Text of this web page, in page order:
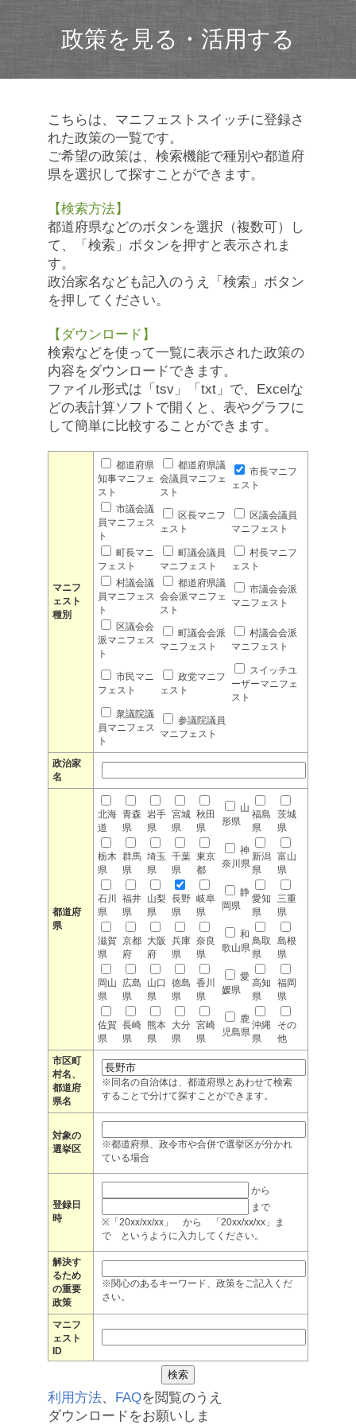
政策を見る・活用する
こちらは、マニフェストスイッチに登録さ
れた政策の一覧です。
ご希望の政策は、検索機能で種別や都道府
県を選択して探すことができます。
【検索方法】
都道府県などのボタンを選択（複数可）し
て、「検索」ボタンを押すと表示されま
す。
政治家名なども記入のうえ「検索」ボタン
を押してください。
【ダウンロード】
検索などを使って一覧に表示された政策の
内容をダウンロードできます。
ファイル形式は「tsv」「txt」で、Excelな
どの表計算ソフトで開くと、表やグラフに
して簡単に比較することができます。
マニフ
ェスト
種別
都道府県
知事マニフェ
スト
都道府県議
会議員マニフェ
スト
市長マニフ
ェスト
市議会議
員マニフェス
ト
区長マニフ
ェスト
区議会議員
マニフェスト
町長マニ
フェスト
町議会議員
マニフェスト
村長マニフ
ェスト
村議会議
員マニフェス
ト
都道府県議
会会派マニフェ
スト
市議会会派
マニフェスト
区議会会
派マニフェス
ト
町議会会派
マニフェスト
村議会会派
マニフェスト
市民マニ
フェスト
政党マニフ
ェスト
スイッチユ
ーザーマニフェ
スト
衆議院議
員マニフェス
ト
参議院議員
マニフェスト
政治家
名
都道府
県
北海
道
青森
県
岩手
県
宮城
県
秋田
県
山
形県
福島
県
茨城
県
栃木
県
群馬
県
埼玉
県
千葉
県
東京
都
神
奈川県
新潟
県
富山
県
石川
県
福井
県
山梨
県
長野
県
岐阜
県
静
岡県
愛知
県
三重
県
滋賀
県
京都
府
大阪
府
兵庫
県
奈良
県
和
歌山県
鳥取
県
島根
県
岡山
県
広島
県
山口
県
徳島
県
香川
県
愛
媛県
高知
県
福岡
県
佐賀
県
長崎
県
熊本
県
大分
県
宮崎
県
鹿
児島県
沖縄
県
その
他
市区町
村名、
都道府
県名
※同名の自治体は、都道府県とあわせて検索
することで分けて探すことができます。
対象の
選挙区
※都道府県、政令市や合併で選挙区が分かれ
ている場合
登録日
時
から
まで
※「20xx/xx/xx」 から 「20xx/xx/xx」ま
で というように入力してください。
解決す
るため
の重要
政策
※関心のあるキーワード、政策をご記入くだ
さい。
マニフ
ェスト
ID
利用方法、 FAQを閲覧のうえ
ダウンロードをお願いしま